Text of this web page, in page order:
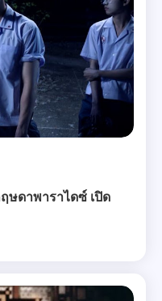
ษดาพาราไดซ์ เปิด